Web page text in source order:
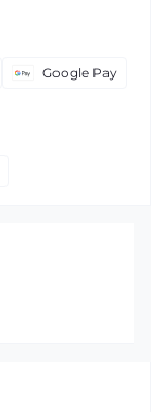
Google Pay